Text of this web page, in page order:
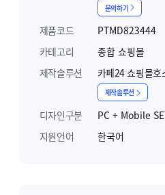
문의하기
제품코드
PTMD823444
카테고리
종합 쇼핑몰
제작솔루션
카페24 쇼핑몰
제작솔루션
디자인구분
PC + Mobile
지원언어
한국어